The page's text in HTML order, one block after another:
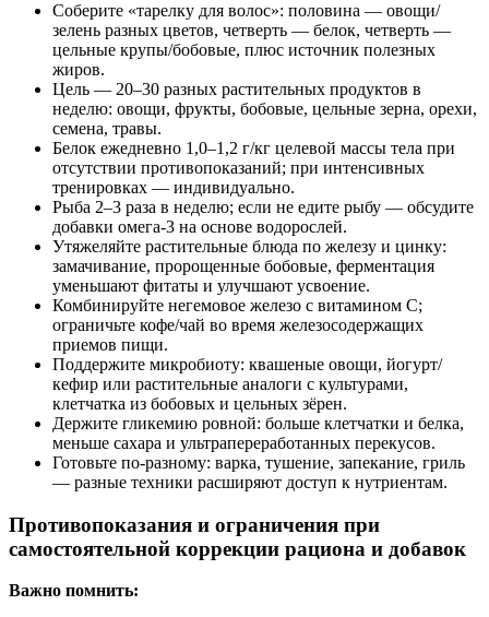
Соберите «тарелку для волос»: половина — овощи/
зелень разных цветов, четверть — белок, четверть —
цельные крупы/бобовые, плюс источник полезных
жиров.
Цель — 20–30 разных растительных продуктов в
неделю: овощи, фрукты, бобовые, цельные зерна, орехи,
семена, травы.
Белок ежедневно 1,0–1,2 г/кг целевой массы тела при
отсутствии противопоказаний; при интенсивных
тренировках — индивидуально.
Рыба 2–3 раза в неделю; если не едите рыбу — обсудите
добавки омега‑3 на основе водорослей.
Утяжеляйте растительные блюда по железу и цинку:
замачивание, пророщенные бобовые, ферментация
уменьшают фитаты и улучшают усвоение.
Комбинируйте негемовое железо с витамином C;
ограничьте кофе/чай во время железосодержащих
приемов пищи.
Поддержите микробиоту: квашеные овощи, йогурт/
кефир или растительные аналоги с культурами,
клетчатка из бобовых и цельных зёрен.
Держите гликемию ровной: больше клетчатки и белка,
меньше сахара и ультрапереработанных перекусов.
Готовьте по‑разному: варка, тушение, запекание, гриль
— разные техники расширяют доступ к нутриентам.
Противопоказания и ограничения при
самостоятельной коррекции рациона и добавок
Важно помнить: